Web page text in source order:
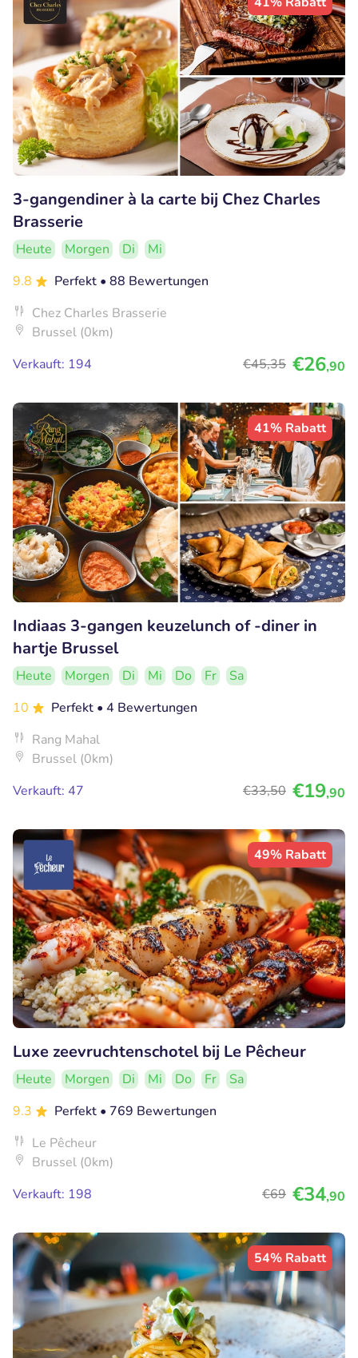
3-gangendiner à la carte bij Chez Charles
Brasserie
Heute Morgen Di
Mi
9.8
Perfekt • 88 Bewertungen
Chez Charles Brasserie
Brussel (0km)
Verkauft: 194
€45,35 €26,90
41% Rabatt
Indiaas 3-gangen keuzelunch of -diner in
hartje Brussel
Heute Morgen Di Mi Do Fr
Sa
10
Perfekt • 4 Bewertungen
Rang Mahal
Brussel (0km)
Verkauft: 47
€33,50 €19,90
49% Rabatt
Luxe zeevruchtenschotel bij Le Pêcheur
Heute Morgen Di Mi Do Fr
Sa
9.3
Perfekt • 769 Bewertungen
Le Pêcheur
Brussel (0km)
Verkauft: 198
€69 €34,90
54% Rabatt